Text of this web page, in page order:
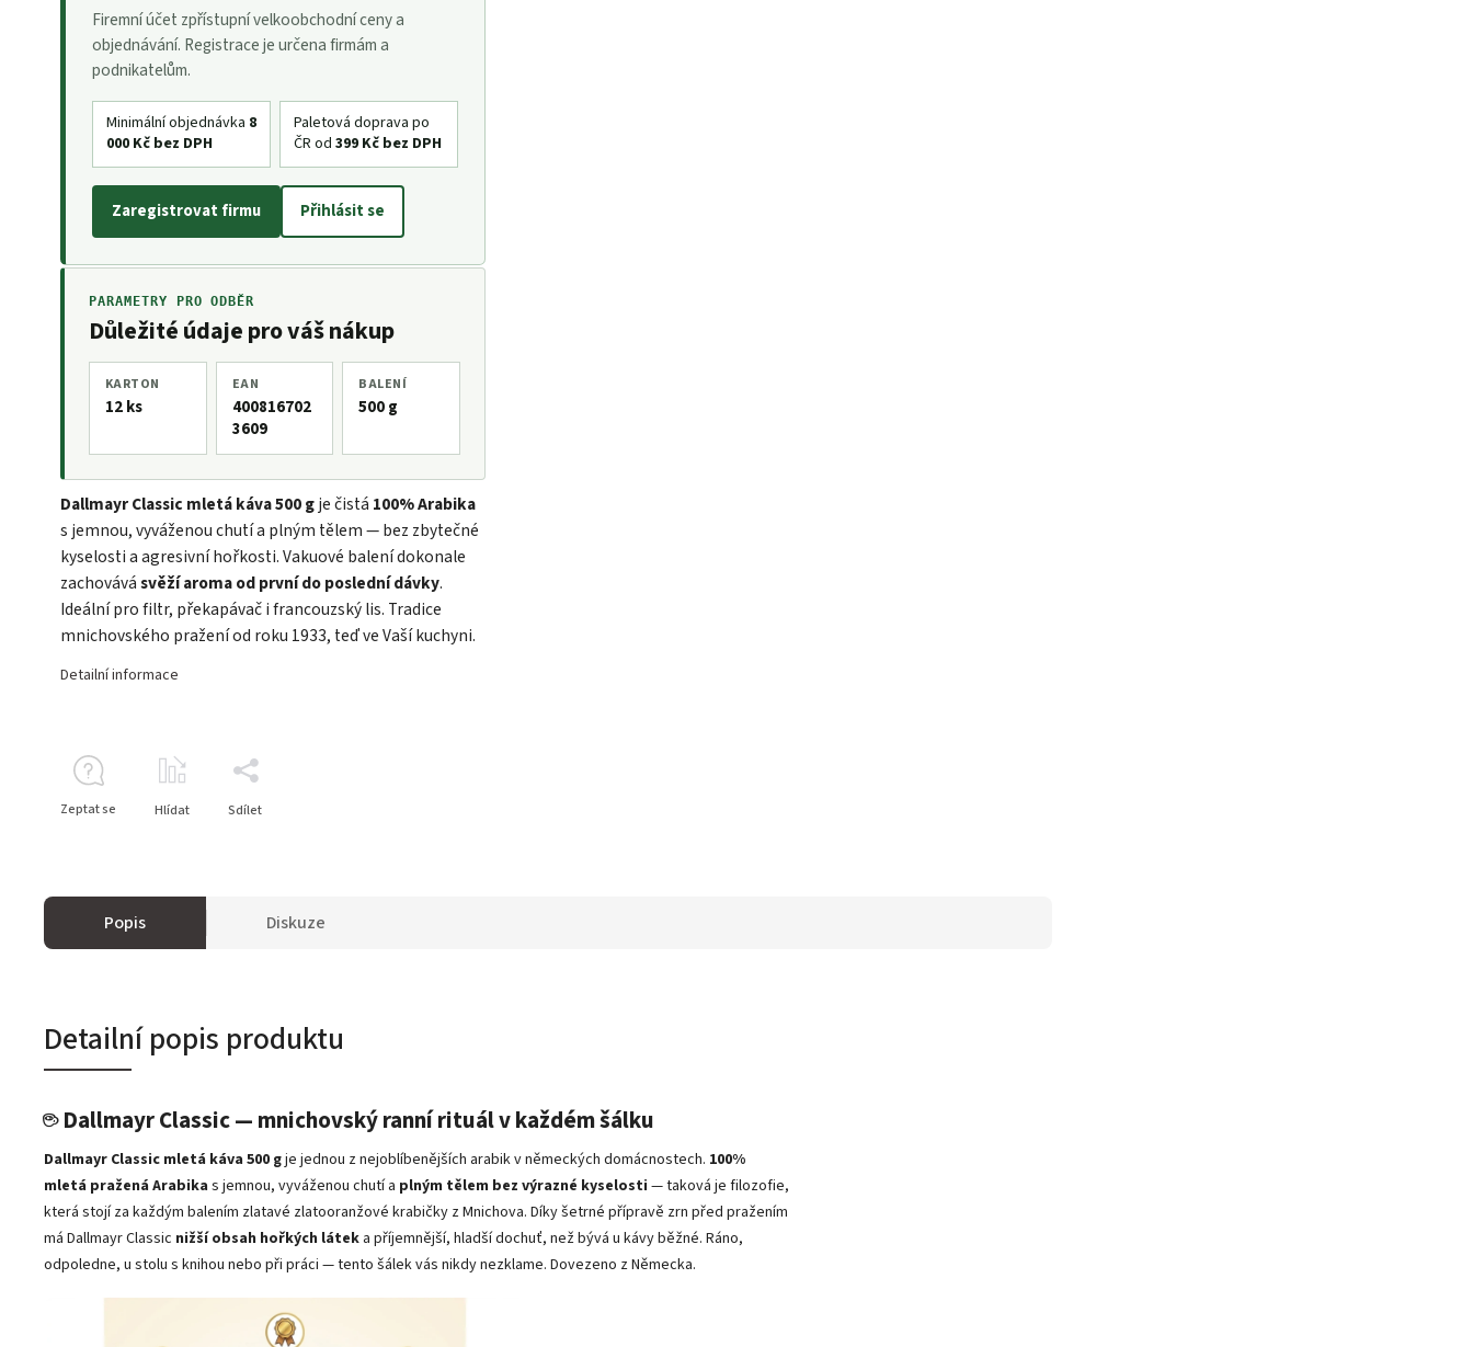
Firemní účet zpřístupní velkoobchodní ceny a
objednávání. Registrace je určena firmám a
podnikatelům.
Minimální objednávka 8
000 Kč bez DPH
Paletová doprava po
ČR od 399 Kč bez DPH
Zaregistrovat firmu Přihlásit se
PARAMETRY PRO ODBĚR
Důležité údaje pro váš nákup
KARTON
12 ks
EAN
400816702
3609
BALENÍ
500 g
Dallmayr Classic mletá káva 500 gje čistá 100% Arabika
s jemnou, vyváženou chutí a plným tělem — bez zbytečné
kyselosti a agresivní hořkosti. Vakuové balení dokonale
zachovávásvěží aroma od první do poslední dávky.
Ideální pro filtr, překapávač i francouzský lis. Tradice
mnichovského pražení od roku 1933, teď ve Vaší kuchyni.
Detailní informace
Zeptat se Hlídat Sdílet
Popis Diskuze
Detailní popis produktu
☕ Dallmayr Classic — mnichovský ranní rituál v každém šálku
Dallmayr Classic mletá káva 500 gje jednou z nejoblíbenějších arabik v německých domácnostech. 100%
mletá pražená Arabika s jemnou, vyváženou chutí a plným tělem bez výrazné kyselosti — taková je filozofie,
která stojí za každým balením zlatavé zlatooranžové krabičky z Mnichova. Díky šetrné přípravě zrn před pražením
má Dallmayr Classic nižší obsah hořkých látek a příjemnější, hladší dochuť, než bývá u kávy běžné. Ráno,
odpoledne, u stolu s knihou nebo při práci — tento šálek vás nikdy nezklame. Dovezeno z Německa.